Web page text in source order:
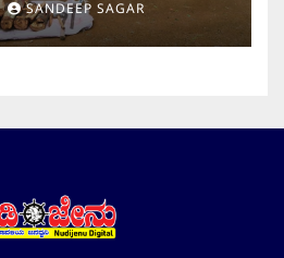
SANDEEP SAGAR